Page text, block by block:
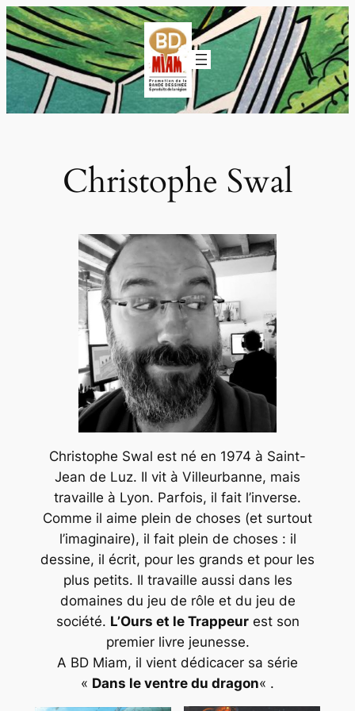
Aller
au
contenu
Christophe Swal
Christophe Swal est né en 1974 à Saint-
Jean de Luz. Il vit à Villeurbanne, mais
travaille à Lyon. Parfois, il fait l’inverse.
Comme il aime plein de choses (et surtout
l’imaginaire), il fait plein de choses : il
dessine, il écrit, pour les grands et pour les
plus petits. Il travaille aussi dans les
domaines du jeu de rôle et du jeu de
société. L’Ours et le Trappeurest son
premier livre jeunesse.
A BD Miam, il vient dédicacer sa série
« Dans le ventre du dragon« .